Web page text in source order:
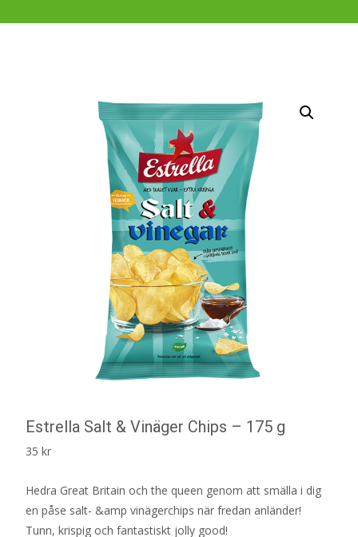
Estrella Salt & Vinäger Chips – 175 g
35 kr
Hedra Great Britain och the queen genom att smälla i dig
en påse salt- &amp vinägerchips när fredan anländer!
Tunn, krispig och fantastiskt jolly good!